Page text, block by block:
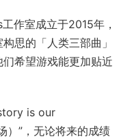
作室成立于2015年，
思的「人类三部曲」
希望游戏能更加贴近
is our
）”，无论将来的成绩